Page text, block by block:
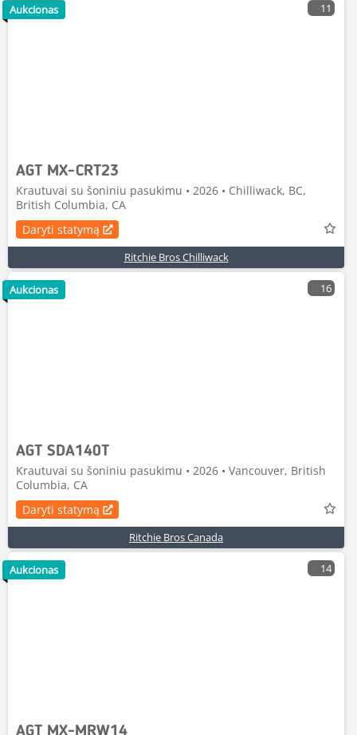
11
AGT MX-CRT23
Krautuvai su šoniniu pasukimu • 2026 • Chilliwack, BC,
British Columbia, CA
Daryti statymą
Ritchie Bros Chilliwack
Aukcionas
16
AGT SDA140T
Krautuvai su šoniniu pasukimu • 2026 • Vancouver, British
Columbia, CA
Daryti statymą
Ritchie Bros Canada
Aukcionas
14
AGT MX-MRW14
Aukcionas